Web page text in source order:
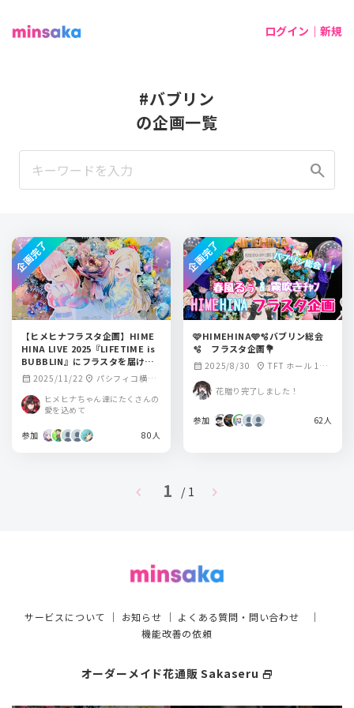
ログイン｜新規
#バブリン
の企画一覧
search
【ヒメヒナフラスタ企画】HIME
HINA LIVE 2025『LIFETIME is
BUBBLIN』にフラスタを届けた
い！💐
calendar_month 2025/11/22 location_on パシフィコ横浜
ヒメヒナちゃん達にたくさんの
愛を込めて
参加 80人
企画完了
🩷HIMEHINA🩵🫧バブリン総会
🫧 フラスタ企画💐
calendar_month 2025/8/30 location_on TFT ホール 100
花贈り完了しました！
参加 62人
企画完了
chevron_left 1 / 1 chevron_right
サービスについて ｜ お知らせ ｜ よくある質問・問い合わせ ｜
機能改善の依頼
オーダーメイド花通販 Sakaseru select_window